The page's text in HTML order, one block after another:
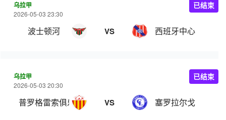
乌拉甲
2026-05-03 23:30
波士顿河 VS 西班牙中心
已结束
乌拉甲
2026-05-03 20:30
普罗格雷索俱乐部 VS 塞罗拉尔戈
已结束